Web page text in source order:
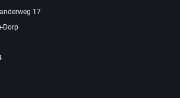
17
Dorp